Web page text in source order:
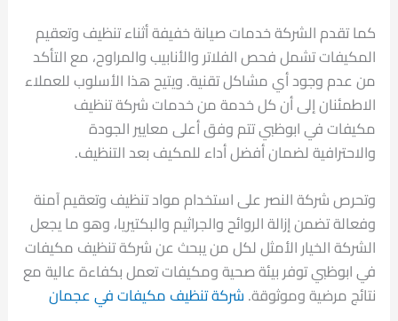
كما تقدم الشركة خدمات صيانة خفيفة أثناء تنظيف وتعقيم
المكيفات تشمل فحص الفلاتر والأنابيب والمراوح، مع التأكد
من عدم وجود أي مشاكل تقنية. ويتيح هذا الأسلوب للعملاء
الاطمئنان إلى أن كل خدمة من خدمات شركة تنظيف
مكيفات في ابوظبي تتم وفق أعلى معايير الجودة
والاحترافية لضمان أفضل أداء للمكيف بعد التنظيف.
وتحرص شركة النصر على استخدام مواد تنظيف وتعقيم آمنة
وفعالة تضمن إزالة الروائح والجراثيم والبكتيريا، وهو ما يجعل
الشركة الخيار الأمثل لكل من يبحث عن شركة تنظيف مكيفات
في ابوظبي توفر بيئة صحية ومكيفات تعمل بكفاءة عالية مع
نتائج مرضية وموثوقة. شركة تنظيف مكيفات في عجمان